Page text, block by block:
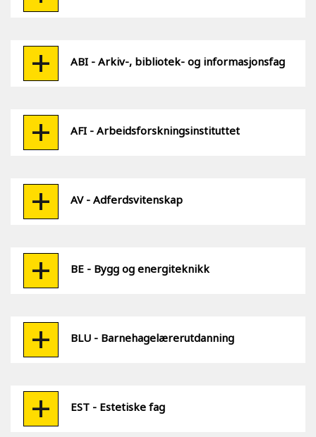
ABI - Arkiv-, bibliotek- og informasjonsfag
AFI - Arbeidsforskningsinstituttet
AV - Adferdsvitenskap
BE - Bygg og energiteknikk
BLU - Barnehagelærerutdanning
EST - Estetiske fag